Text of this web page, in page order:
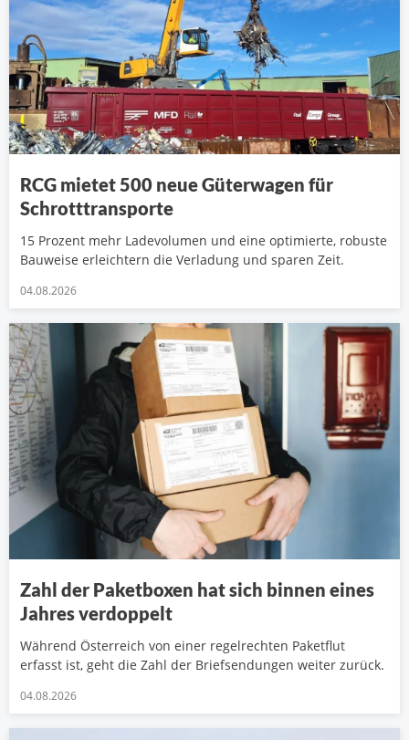
RCG mietet 500 neue Güterwagen für
Schrotttransporte
15 Prozent mehr Ladevolumen und eine optimierte, robuste
Bauweise erleichtern die Verladung und sparen Zeit.
04.08.2026
Zahl der Paketboxen hat sich binnen eines
Jahres verdoppelt
Während Österreich von einer regelrechten Paketflut
erfasst ist, geht die Zahl der Briefsendungen weiter zurück.
04.08.2026